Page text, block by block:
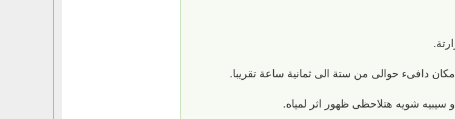
دافىء حوالى من ستة الى ثمانية ساعة تقريبا.
شويه هتلاحظى ظهور اثر لمياه.